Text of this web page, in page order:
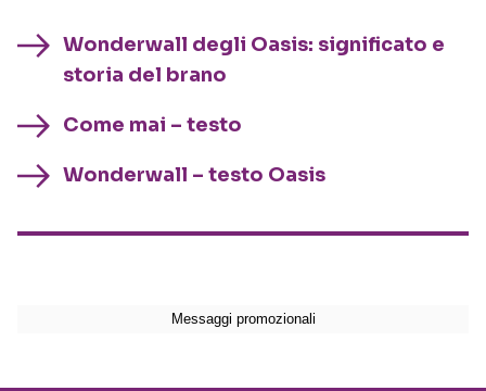
Wonderwall degli Oasis: significato e
storia del brano
Come mai – testo
Wonderwall – testo Oasis